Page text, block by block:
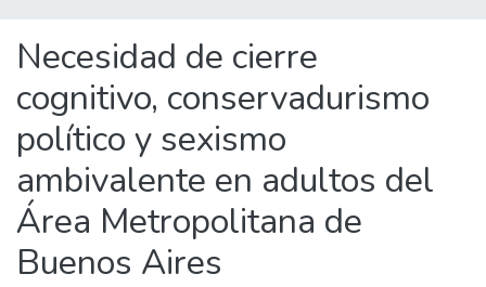
Necesidad de cierre
cognitivo, conservadurismo
político y sexismo
ambivalente en adultos del
Área Metropolitana de
Buenos Aires